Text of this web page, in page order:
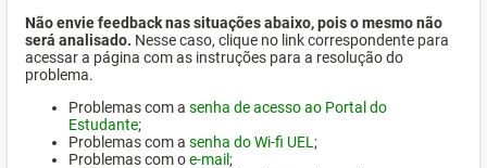
Não envie feedback nas situações abaixo, pois o mesmo não
será analisado. Nesse caso, clique no link correspondente para
acessar a página com as instruções para a resolução do
problema.
Problemas com a senha de acesso ao Portal do
Estudante;
Problemas com a senha do Wi-fi UEL ;
Problemas com oe-mail;